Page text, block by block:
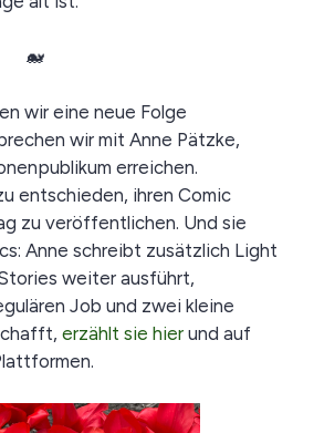
🐋
wir eine neue Folge
wir mit Anne Pätzke,
erreichen.
entschieden, ihren Comic
zu veröffentlichen. Und sie
Anne schreibt zusätzlich Light
weiter ausführt,
Job und zwei kleine
erzählt sie hierund auf